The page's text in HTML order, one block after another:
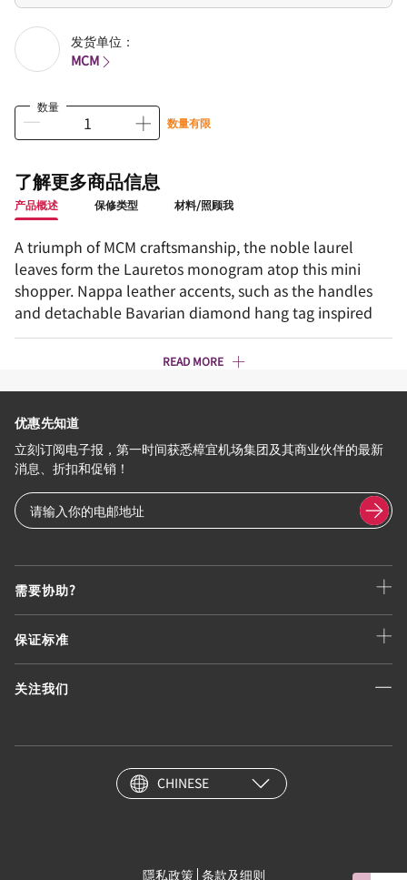
发货单位：
MCM
数量
数量有限
了解更多商品信息
产品概述 保修类型 材料/照顾我
A triumph of MCM craftsmanship, the noble laurel
leaves form the Lauretos monogram atop this mini
shopper. Nappa leather accents, such as the handles
and detachable Bavarian diamond hang tag inspired
READ MORE
需要协助?
保证标准
关注我们
优惠先知道
立刻订阅电子报，第一时间获悉樟宜机场集团及其商业伙伴的最新
消息、折扣和促销！
CHINESE
隱私政策 条款及细则